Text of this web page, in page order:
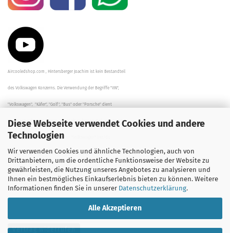
Diese Webseite verwendet Cookies und andere
Technologien
Wir verwenden Cookies und ähnliche Technologien, auch von
Drittanbietern, um die ordentliche Funktionsweise der Website zu
gewährleisten, die Nutzung unseres Angebotes zu analysieren und
Ihnen ein bestmögliches Einkaufserlebnis bieten zu können. Weitere
Informationen finden Sie in unserer Datenschutzerklärung.
Alle Akzeptieren
Aircooledshop.com , Hintersberger Joachim ist kein Bestandteil
des Volkswagen Konzerns. Die Verwendung der Begriffe "VW",
"Volkswagen", "Käfer", "Golf", "Bus" oder "Porsche" dient
der Beschreibung der Teile und stellt in keinem Fall eine direkte
Verbindung zu dem Unternehmen "Volkswagen" her/da.
Die Beschreibungen, Zeichnungen und Angaben zur
Verwendung sind sorgfältig überprüft worden.
Vertrag widerrufen